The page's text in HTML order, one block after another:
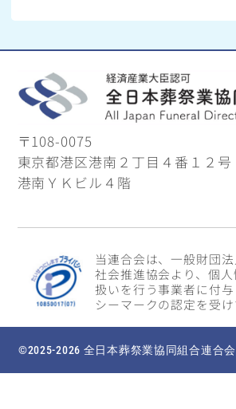
〒108-0075
東京都港区港南２丁目４番１２号
港南ＹＫビル４階
当連合会は、一般財団
社会推進協会より、個
扱いを行う事業者に付
シーマークの認定を受け
©2025-2026 全日本葬祭業協同組合連合会